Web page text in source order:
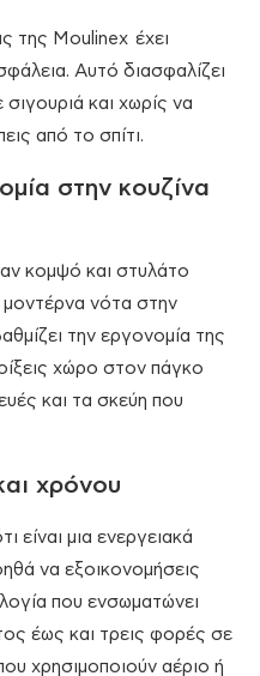
της Moulinex έχει
Αυτό διασφαλίζει
σιγουριά και χωρίς να
από το σπίτι.
στην κουζίνα
κομψό και στυλάτο
μοντέρνα νότα στην
την εργονομία της
χώρο στον πάγκο
και τα σκεύη που
χρόνου
είναι μια ενεργειακά
να εξοικονομήσεις
που ενσωματώνει
έως και τρεις φορές σε
χρησιμοποιούν αέριο ή